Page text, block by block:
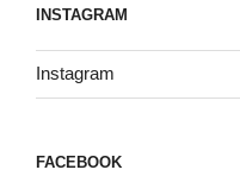
INSTAGRAM
Instagram
FACEBOOK